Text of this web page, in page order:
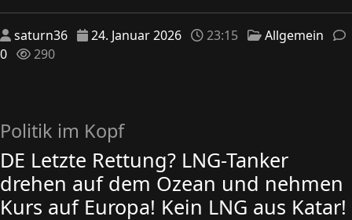
saturn36 24. Januar 2026 23:15
Allgemein
0
290
Politik im Kopf
DE Letzte Rettung? LNG-Tanker
drehen auf dem Ozean und nehmen
Kurs auf Europa! Kein LNG aus Katar!